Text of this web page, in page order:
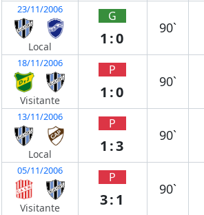
23/11/2006
Local
G
1:0
90`
18/11/2006
Visitante
P
1:0
90`
13/11/2006
Local
P
1:3
90`
05/11/2006
Visitante
P
3:1
90`